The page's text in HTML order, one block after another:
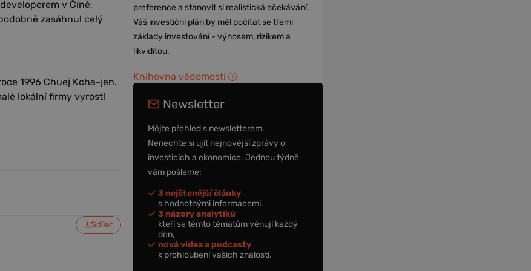
v Číně,
zasáhnul celý
1996 Chuej Kcha-jen.
lokální firmy vyrostl
Sdílet
preference a stanovit si realistická očekávání.
Váš investiční plán by měl počítat se třemi
základy investování - výnosem, rizikem a
likviditou.
Knihovna vědomostí
Newsletter
Mějte přehled s newsletterem.
Nenechte si ujít nejnovější zprávy o
investicích a ekonomice. Jednou týdně
vám pošleme:
3 nejčtenější články
s hodnotnými informacemi,
3 názory analytiků
kteří se těmto tématům věnují každý
den,
nová videa a podcasty
k prohloubení vašich znalostí.